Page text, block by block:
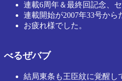
連載6周年＆最終回記念、セ
連載開始が2007年33号から
お疲れ様でした。
べるぜバブ
結局東条も王臣紋に覚醒し